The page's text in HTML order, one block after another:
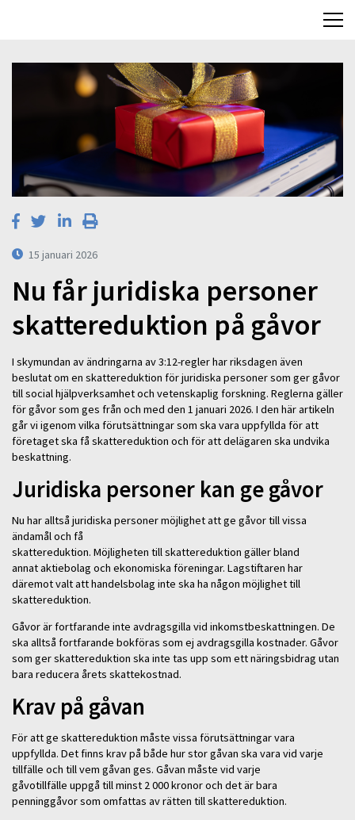
15 januari 2026
Nu får juridiska personer
skattereduktion på gåvor
I skymundan av ändringarna av 3:12-regler har riksdagen även
beslutat om en skattereduktion för juridiska personer som ger gåvor
till social hjälpverksamhet och vetenskaplig forskning. Reglerna gäller
för gåvor som ges från och med den 1 januari 2026. I den här artikeln
går vi igenom vilka förutsättningar som ska vara uppfyllda för att
företaget ska få skattereduktion och för att delägaren ska undvika
beskattning.
Juridiska personer kan ge gåvor
Nu har alltså juridiska personer möjlighet att ge gåvor till vissa
ändamål och få
skattereduktion. Möjligheten till skattereduktion gäller bland
annat aktiebolag och ekonomiska föreningar. Lagstiftaren har
däremot valt att handelsbolag inte ska ha någon möjlighet till
skattereduktion.
Gåvor är fortfarande inte avdragsgilla vid inkomstbeskattningen. De
ska alltså fortfarande bokföras som ej avdragsgilla kostnader. Gåvor
som ger skattereduktion ska inte tas upp som ett näringsbidrag utan
bara reducera årets skattekostnad.
Krav på gåvan
För att ge skattereduktion måste vissa förutsättningar vara
uppfyllda. Det finns krav på både hur stor gåvan ska vara vid varje
tillfälle och till vem gåvan ges. Gåvan måste vid varje
gåvotillfälle uppgå till minst 2 000 kronor och det är bara
penninggåvor som omfattas av rätten till skattereduktion.